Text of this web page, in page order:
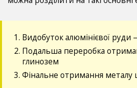
Видобуток алюмінієвої руди
Подальша переробка
глинозем
Фінальне отримання металу